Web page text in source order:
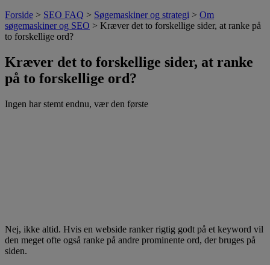
Forside > SEO FAQ > Søgemaskiner og strategi > Om
søgemaskiner og SEO > Kræver det to forskellige sider, at ranke på
to forskellige ord?
Kræver det to forskellige sider, at ranke
på to forskellige ord?
Ingen har stemt endnu, vær den første
Nej, ikke altid. Hvis en webside ranker rigtig godt på et keyword vil
den meget ofte også ranke på andre prominente ord, der bruges på
siden.